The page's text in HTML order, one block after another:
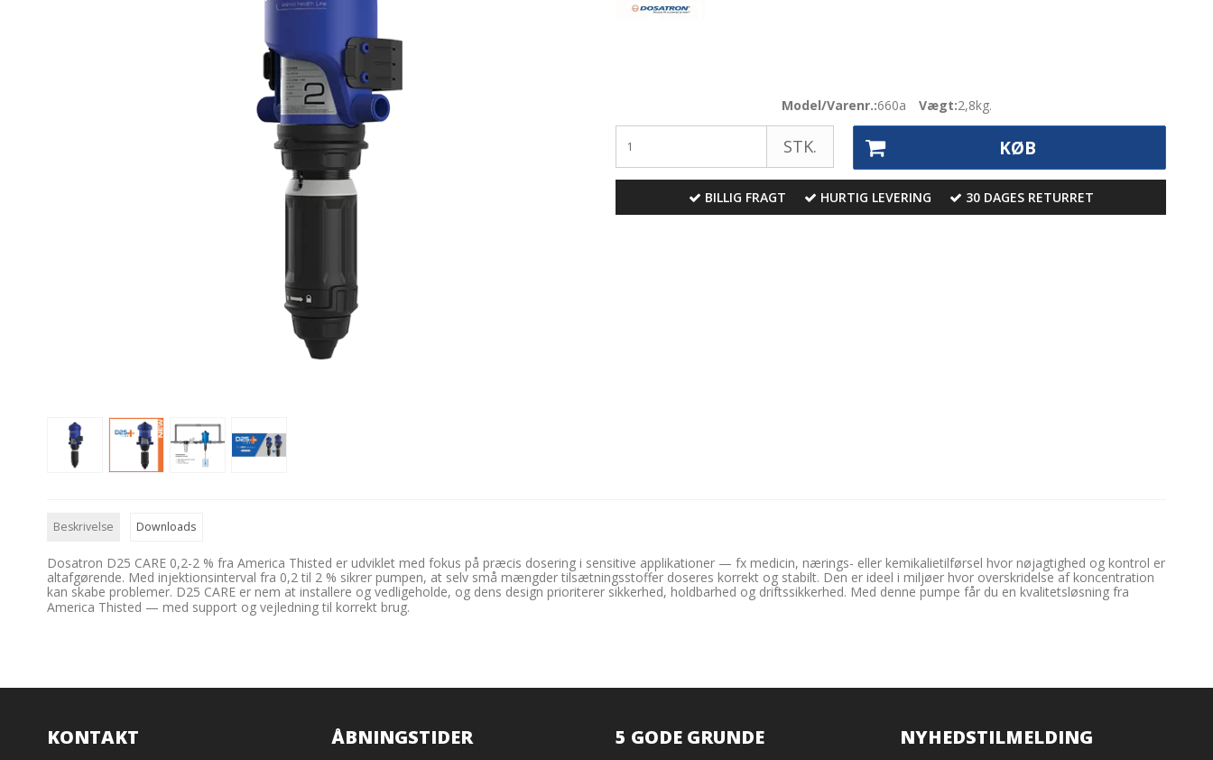
Model/Varenr.:660a Vægt:2,8kg.
STK. KØB
BILLIG FRAGT HURTIG LEVERING 30 DAGES RETURRET
Beskrivelse Downloads
Dosatron D25 CARE 0,2-2 % fra America Thisted er udviklet med fokus på præcis dosering i sensitive applikationer — fx medicin, nærings- eller kemikalietilførsel hvor nøjagtighed og kontrol er
altafgørende. Med injektionsinterval fra 0,2 til 2 % sikrer pumpen, at selv små mængder tilsætningsstoffer doseres korrekt og stabilt. Den er ideel i miljøer hvor overskridelse af koncentration
kan skabe problemer. D25 CARE er nem at installere og vedligeholde, og dens design prioriterer sikkerhed, holdbarhed og driftssikkerhed. Med denne pumpe får du en kvalitetsløsning fra
America Thisted — med support og vejledning til korrekt brug.
KONTAKT ÅBNINGSTIDER 5 GODE GRUNDE NYHEDSTILMELDING